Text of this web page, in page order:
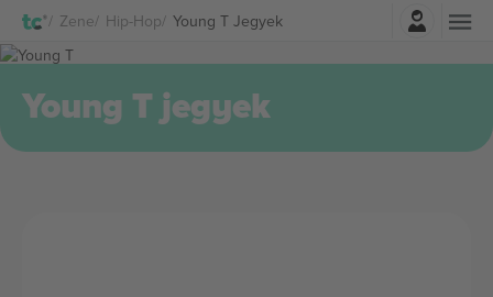
Zene Hip-Hop Young T JegyekBelépés
Young T jegyek